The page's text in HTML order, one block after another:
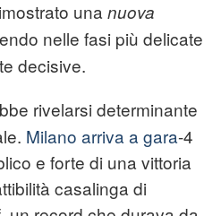
una nuova
nelle fasi più delicate
decisive.
rivelarsi determinante
Milano arriva a gara-4
e forte di una vittoria
casalinga di